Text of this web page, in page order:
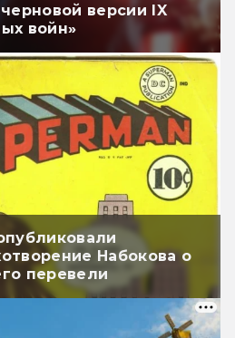
версии IX
войн»
Набокова о
перевели